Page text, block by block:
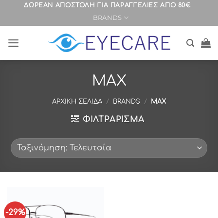
ΜετάβασηΔΩΡΕΑΝ ΑΠΟΣΤΟΛΗ ΓΙΑ ΠΑΡΑΓΓΕΛΙΕΣ ΑΠΟ 80€
BRANDS
MAX
ΑΡΧΙΚΉ ΣΕΛΊΔΑ / BRANDS / MAX
ΦΙΛΤΡΆΡΙΣΜΑ
-29%